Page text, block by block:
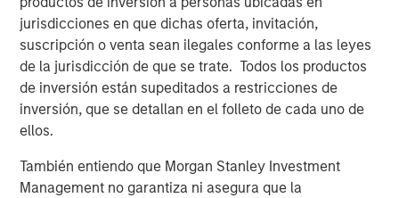
jurisdicciones en que dichas oferta, invitación,
suscripción o venta sean ilegales conforme a las leyes
de la jurisdicción de que se trate. Todos los productos
de inversión están supeditados a restricciones de
inversión, que se detallan en el folleto de cada uno de
ellos.
También entiendo que Morgan Stanley Investment
Management no garantiza ni asegura que la
PRESS RELEASE
Morgan Stanley Capital Partners Acquires
FoodScience
PRESS RELEASE
Sell Sila Services